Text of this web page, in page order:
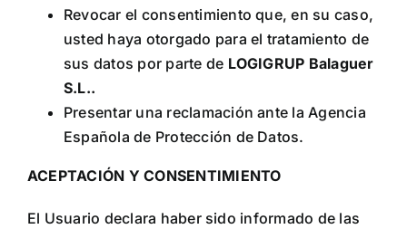
Revocar el consentimiento que, en su caso,
usted haya otorgado para el tratamiento de
sus datos por parte de LOGIGRUP Balaguer
S.L..
Presentar una reclamación ante la Agencia
Española de Protección de Datos.
ACEPTACIÓN Y CONSENTIMIENTO
El Usuario declara haber sido informado de las